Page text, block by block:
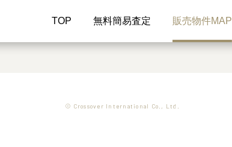
TOP 無料簡易査定 販売物件MAP
© Crossover International Co., Ltd.